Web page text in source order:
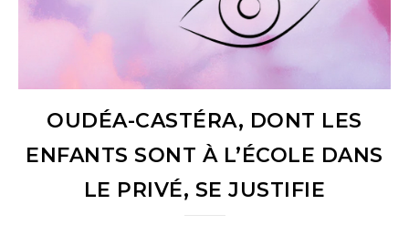
OUDÉA-CASTÉRA, DONT LES
ENFANTS SONT À L’ÉCOLE DANS
LE PRIVÉ, SE JUSTIFIE